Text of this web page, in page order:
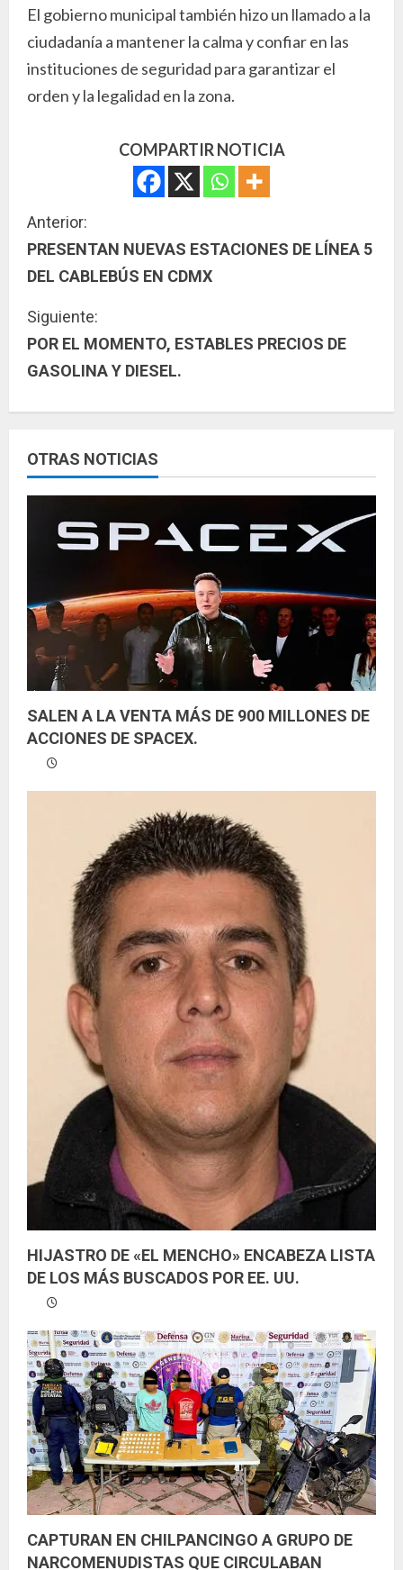
El gobierno municipal también hizo un llamado a la
ciudadanía a mantener la calma y confiar en las
instituciones de seguridad para garantizar el
orden y la legalidad en la zona.
COMPARTIR NOTICIA
S
i
u
e
l
e
y
d
o
Anterior:
PRESENTAN NUEVAS ESTACIONES DE LÍNEA 5
DEL CABLEBÚS EN CDMX
Siguiente:
POR EL MOMENTO, ESTABLES PRECIOS DE
GASOLINA Y DIESEL.
OTRAS NOTICIAS
SALEN A LA VENTA MÁS DE 900 MILLONES DE
ACCIONES DE SPACEX.
HIJASTRO DE «EL MENCHO» ENCABEZA LISTA
DE LOS MÁS BUSCADOS POR EE. UU.
CAPTURAN EN CHILPANCINGO A GRUPO DE
NARCOMENUDISTAS QUE CIRCULABAN